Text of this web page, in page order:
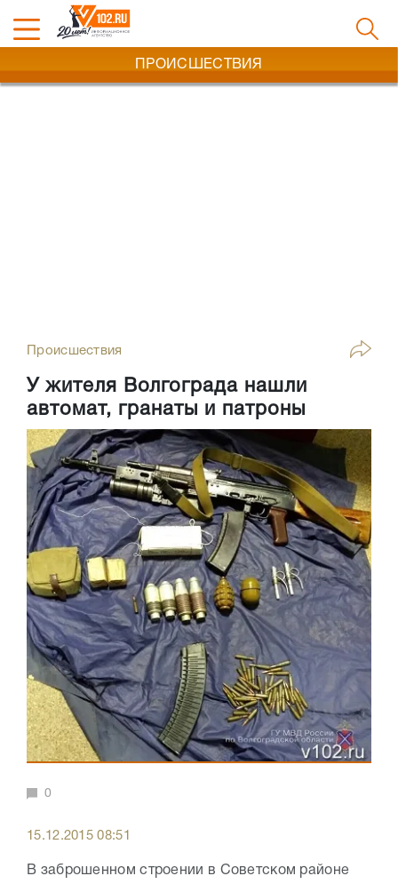
ПРОИСШЕСТВИЯ
Происшествия
У жителя Волгограда нашли
автомат, гранаты и патроны
0
15.12.2015 08:51
В заброшенном строении в Советском районе